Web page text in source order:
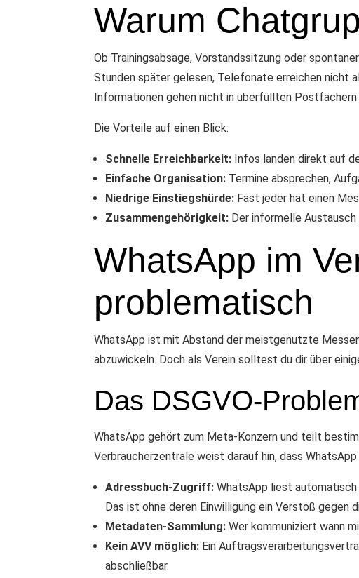
Warum
Ob Trainingsabsage, Vorstandssitzung oder
Stunden später gelesen, Telefonate erreichen nicht
Informationen gehen nicht in überfüllten Postfächern
Die Vorteile auf einen Blick:
Schnelle Erreichbarkeit: Infos landen direkt auf
Einfache Organisation: Termine absprechen,
Niedrige Einstiegshürde: Fast jeder hat einen
Zusammengehörigkeit: Der informelle
WhatsApp im
problematisch
WhatsApp ist mit Abstand der meistgenutzte
abzuwickeln. Doch als Verein solltest du dir über
Das DSGVO-
WhatsApp gehört zum Meta-Konzern und teilt
Verbraucherzentrale weist darauf hin, dass
Adressbuch-Zugriff:WhatsApp liest automatisch
Das ist ohne deren Einwilligung ein Verstoß gegen
Metadaten-Sammlung:Wer kommuniziert wann
Kein AVV möglich: Ein
abschließbar.